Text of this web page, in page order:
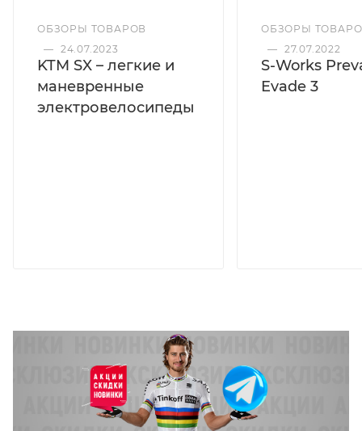
ОБЗОРЫ ТОВАРОВ
— 24.07.2023
KTM SX – легкие и
маневренные
электровелосипеды
ОБЗОРЫ
— 27.07.2022
S-Works
Evade 3